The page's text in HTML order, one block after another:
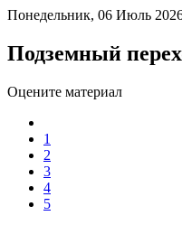
Понедельник, 06 Июль
Подземный
Оцените материал
1
2
3
4
5